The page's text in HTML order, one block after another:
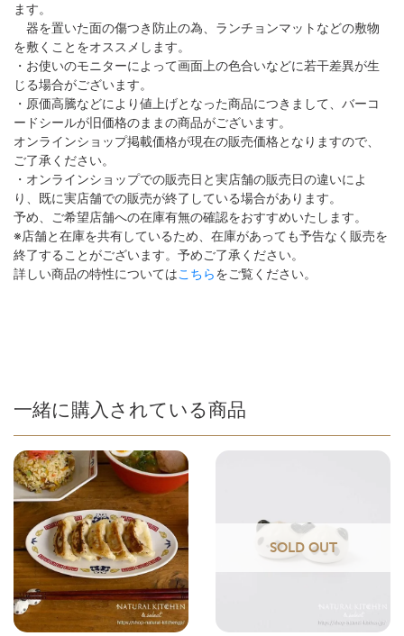
ます。
器を置いた面の傷つき防止の為、ランチョンマットなどの敷物
を敷くことをオススメします。
・お使いのモニターによって画面上の色合いなどに若干差異が生
じる場合がございます。
・原価高騰などにより値上げとなった商品につきまして、バーコ
ードシールが旧価格のままの商品がございます。
オンラインショップ掲載価格が現在の販売価格となりますので、
ご了承ください。
・オンラインショップでの販売日と実店舗の販売日の違いによ
り、既に実店舗での販売が終了している場合があります。
予め、ご希望店舗への在庫有無の確認をおすすめいたします。
※店舗と在庫を共有しているため、在庫があっても予告なく販売を
終了することがございます。予めご了承ください。
詳しい商品の特性についてはこちらをご覧ください。
一緒に購入されている商品
SOLD OUT